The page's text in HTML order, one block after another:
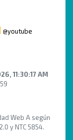
@youtube
11:30:17 AM
Web A según
y NTC 5854.